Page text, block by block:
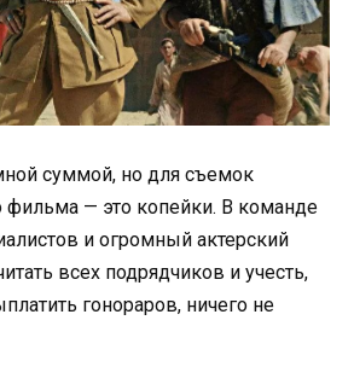
суммой, но для съемок
фильма — это копейки. В команде
и огромный актерский
всех подрядчиков и учесть,
гонораров, ничего не